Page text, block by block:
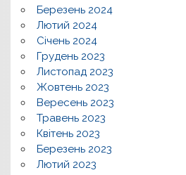
Березень 2024
Лютий 2024
Січень 2024
Грудень 2023
Листопад 2023
Жовтень 2023
Вересень 2023
Травень 2023
Квітень 2023
Березень 2023
Лютий 2023